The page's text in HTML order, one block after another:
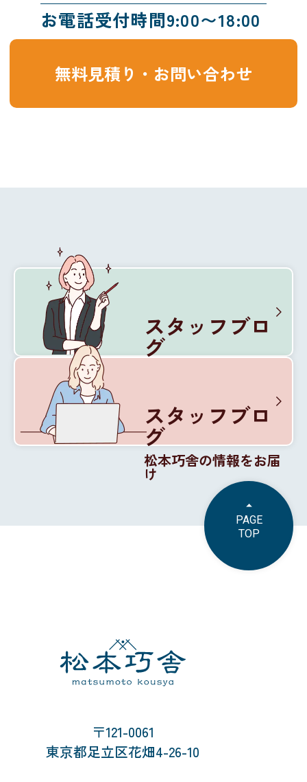
お電話受付時間9:00〜18:00
無料見積り・お問い合わせ
スタッフブロ
グ
スタッフブロ
グ
松本巧舎の情報をお届
け
PAGE
TOP
〒121-0061
東京都足立区花畑4-26-10